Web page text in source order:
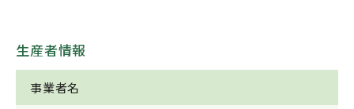
生産者情報
事業者名